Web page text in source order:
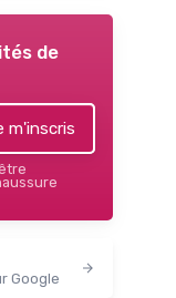
de
m'inscris
Google